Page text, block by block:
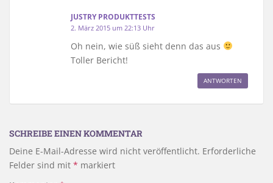
JUSTRY PRODUKTTESTS
2. März 2015 um 22:13 Uhr
Oh nein, wie süß sieht denn das aus
Toller Bericht!
ANTWORTEN
SCHREIBE EINEN KOMMENTAR
Deine E-Mail-Adresse wird nicht veröffentlicht. Erforderliche
Felder sind mit * markiert